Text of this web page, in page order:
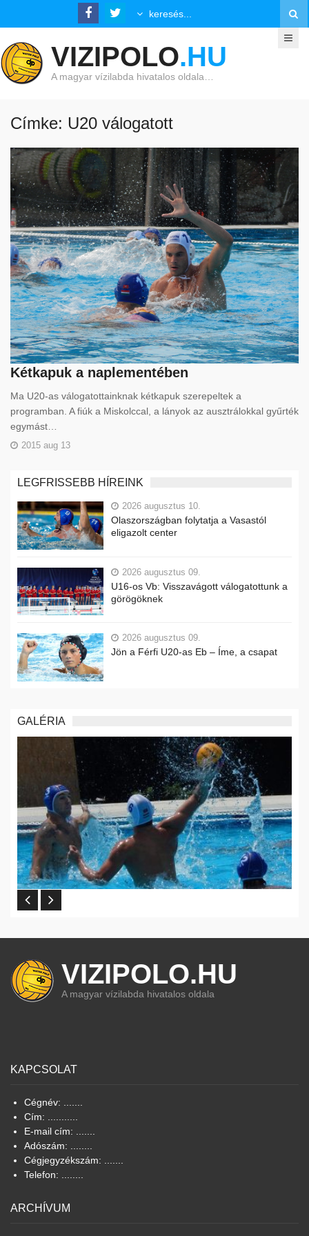
VIZIPOLO.HU
A magyar vízilabda hivatalos oldala…
Címke: U20 válogatott
Kétkapuk a naplementében
Ma U20-as válogatottainknak kétkapuk szerepeltek a
programban. A fiúk a Miskolccal, a lányok az ausztrálokkal gyűrték
egymást…
2015 aug 13
LEGFRISSEBB HÍREINK
2026 augusztus 10.
Olaszországban folytatja a Vasastól
eligazolt center
2026 augusztus 09.
U16-os Vb: Visszavágott válogatottunk a
görögöknek
2026 augusztus 09.
Jön a Férfi U20-as Eb – Íme, a csapat
GALÉRIA
VIZIPOLO.HU
A magyar vízilabda hivatalos oldala
KAPCSOLAT
Cégnév: .......
Cím: ...........
E-mail cím: .......
Adószám: ........
Cégjegyzékszám: .......
Telefon: ........
ARCHÍVUM